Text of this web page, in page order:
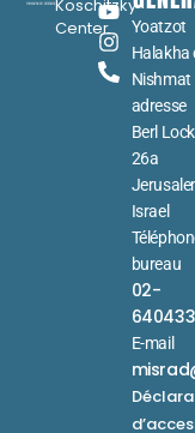
Koschitzky
Center
Yoatzot
Halakha
Nishmat
adresse
Berl
26a
Israel
bureau
02-
E-mail